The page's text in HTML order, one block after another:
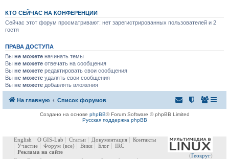
КТО СЕЙЧАС НА КОНФЕРЕНЦИИ
Сейчас этот форум просматривают: нет зарегистрированных пользователей и 2
гостя
ПРАВА ДОСТУПА
Вы не можете начинать темы
Вы не можете отвечать на сообщения
Вы не можете редактировать свои сообщения
Вы не можете удалять свои сообщения
Вы не можете добавлять вложения
На главную Список форумов
Создано на основе phpBB® Forum Software © phpBB Limited
Русская поддержка phpBB
(Геокруг)
English О GIS-Lab Статьи Документация
Контакты
Участие
Форум (все) Вики Блог
IRC
Реклама на сайте